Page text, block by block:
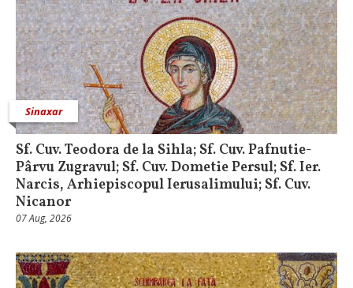
Sinaxar
Sf. Cuv. Teodora de la Sihla; Sf. Cuv. Pafnutie-
Pârvu Zugravul; Sf. Cuv. Dometie Persul; Sf. Ier.
Narcis, Arhiepiscopul Ierusalimului; Sf. Cuv.
Nicanor
07 Aug, 2026